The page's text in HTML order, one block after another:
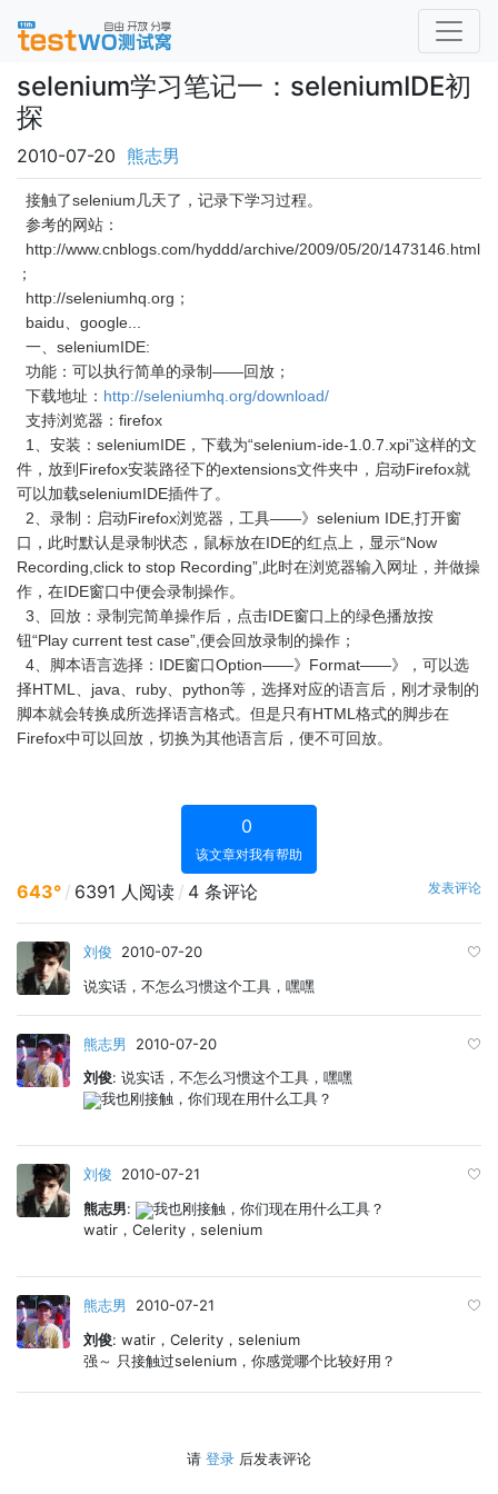
selenium学习笔记一：seleniumIDE初
探
2010-07-20 熊志男
接触了selenium几天了，记录下学习过程。
参考的网站：
http://www.cnblogs.com/hyddd/archive/2009/05/20/1473146.html
；
http://seleniumhq.org；
baidu、google...
一、seleniumIDE:
功能：可以执行简单的录制——回放；
下载地址： http://seleniumhq.org/download/
支持浏览器：firefox
1、安装：seleniumIDE，下载为“selenium-ide-1.0.7.xpi”这样的文
件，放到Firefox安装路径下的extensions文件夹中，启动Firefox就
可以加载seleniumIDE插件了。
2、录制：启动Firefox浏览器，工具——》selenium IDE,打开窗
口，此时默认是录制状态，鼠标放在IDE的红点上，显示“Now
Recording,click to stop Recording”,此时在浏览器输入网址，并做操
作，在IDE窗口中便会录制操作。
3、回放：录制完简单操作后，点击IDE窗口上的绿色播放按
钮“Play current test case”,便会回放录制的操作；
4、脚本语言选择：IDE窗口Option——》Format——》，可以选
择HTML、java、ruby、python等，选择对应的语言后，刚才录制的
脚本就会转换成所选择语言格式。但是只有HTML格式的脚步在
Firefox中可以回放，切换为其他语言后，便不可回放。
0
该文章对我有帮助
643° / 6391 人阅读 / 4 条评论 发表评论
刘俊 2010-07-20
说实话，不怎么习惯这个工具，嘿嘿
熊志男
2010-07-20
刘俊: 说实话，不怎么习惯这个工具，嘿嘿
我也刚接触，你们现在用什么工具？
刘俊 2010-07-21
熊志男:
我也刚接触，你们现在用什么工具？
watir，Celerity，selenium
熊志男
2010-07-21
刘俊: watir，Celerity，selenium
强～ 只接触过selenium，你感觉哪个比较好用？
请 登录 后发表评论